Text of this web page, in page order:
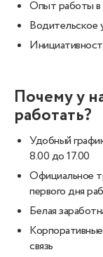
Опыт работы в
Водительское
Почему у
работать?
Удобный
8.00 до 17.00
Официальное
первого дня
Белая
связь